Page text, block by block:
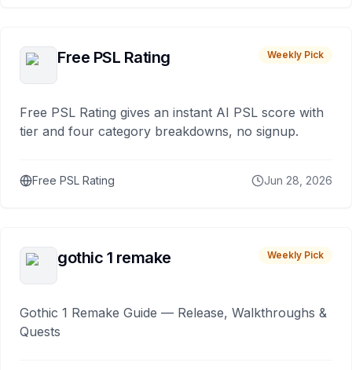
Free PSL Rating Weekly Pick
Free PSL Rating gives an instant AI PSL score with
tier and four category breakdowns, no signup.
Free PSL Rating Jun 28, 2026
gothic 1 remake Weekly Pick
Gothic 1 Remake Guide — Release, Walkthroughs &
Quests